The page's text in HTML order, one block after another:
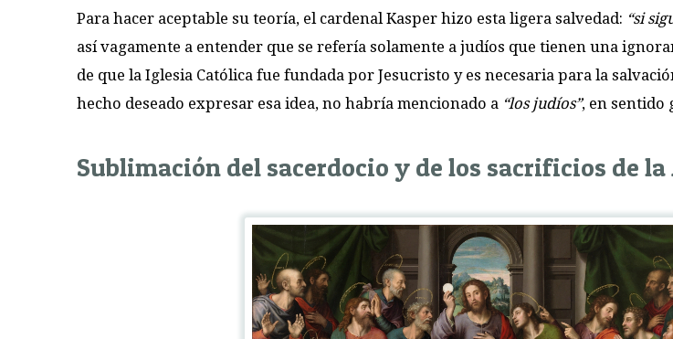
Para hacer aceptable su teoría, el cardenal Kasper hizo esta ligera salvedad: “si
así vagamente a entender que se refería solamente a judíos que tienen una
de que la Iglesia Católica fue fundada por Jesucristo y es necesaria para la
hecho deseado expresar esa idea, no habría mencionado a “los judíos”, en sentido
Sublimación del sacerdocio y de los sacrificios de